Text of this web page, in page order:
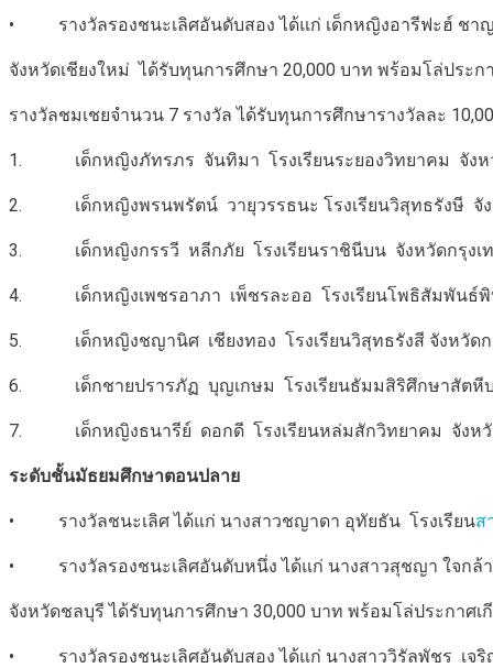
• รางวัลรองชนะเลิศอันดับสอง ได้แก่ เด็กหญิงอารีฟะฮ์ ชาญ
จังหวัดเชียงใหม่ ได้รับทุนการศึกษา 20,000 บาท พร้อมโล่ประ
รางวัลชมเชยจำนวน 7 รางวัล ได้รับทุนการศึกษารางวัลละ
1. เด็กหญิงภัทรภร จันทิมา โรงเรียนระยองวิทยาคม จังห
2. เด็กหญิงพรนพรัตน์ วายุวรรธนะ โรงเรียนวิสุทธรังษี จั
3. เด็กหญิงกรรวี หลีกภัย โรงเรียนราชินีบน จังหวัดกรุงเ
4. เด็กหญิงเพชรอาภา เพ็ชรละออ โรงเรียนโพธิสัมพันธ์พิ
5. เด็กหญิงชญานิศ เชียงทอง โรงเรียนวิสุทธรังสี จังหวัด
6. เด็กชายปรารภัฏ บุญเกษม โรงเรียนธัมมสิริศึกษาสัตหีบ
7. เด็กหญิงธนารีย์ ดอกดี โรงเรียนหล่มสักวิทยาคม จังหวั
ระดับชั้นมัธยมศึกษาตอนปลาย
• รางวัลชนะเลิศ ได้แก่ นางสาวชญาดา อุทัยธัน โรงเรียนส
• รางวัลรองชนะเลิศอันดับหนึ่ง ได้แก่ นางสาวสุชญา ใจกล้า
จังหวัดชลบุรี ได้รับทุนการศึกษา 30,000 บาท พร้อมโล่ประกาศ
• รางวัลรองชนะเลิศอันดับสอง ได้แก่ นางสาววิรัลพัชร เจ